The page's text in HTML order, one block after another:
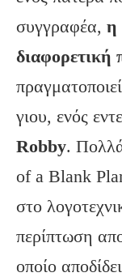
συγγραφέα, η
διαφορετική
γιου, ενός
Robby.
of a Blank
στο
περίπτωση
οποίο